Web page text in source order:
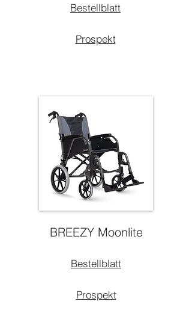
Bestellblatt
Prospekt
BREEZY Moonlite
Bestellblatt
Prospekt